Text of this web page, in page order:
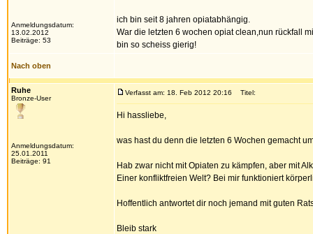
Anmeldungsdatum:
13.02.2012
Beiträge: 53
ich bin seit 8 jahren opiatabhängig.
War die letzten 6 wochen opiat clean,nun rückfall
bin so scheiss gierig!
Nach oben
Ruhe
Bronze-User
Anmeldungsdatum:
25.01.2011
Beiträge: 91
Verfasst am: 18. Feb 2012 20:16 Titel:
Hi hassliebe,
was hast du denn die letzten 6 Wochen gemacht
Hab zwar nicht mit Opiaten zu kämpfen, aber mit
Einer konfliktfreien Welt? Bei mir funktioniert
Hoffentlich antwortet dir noch jemand mit guten
Bleib stark